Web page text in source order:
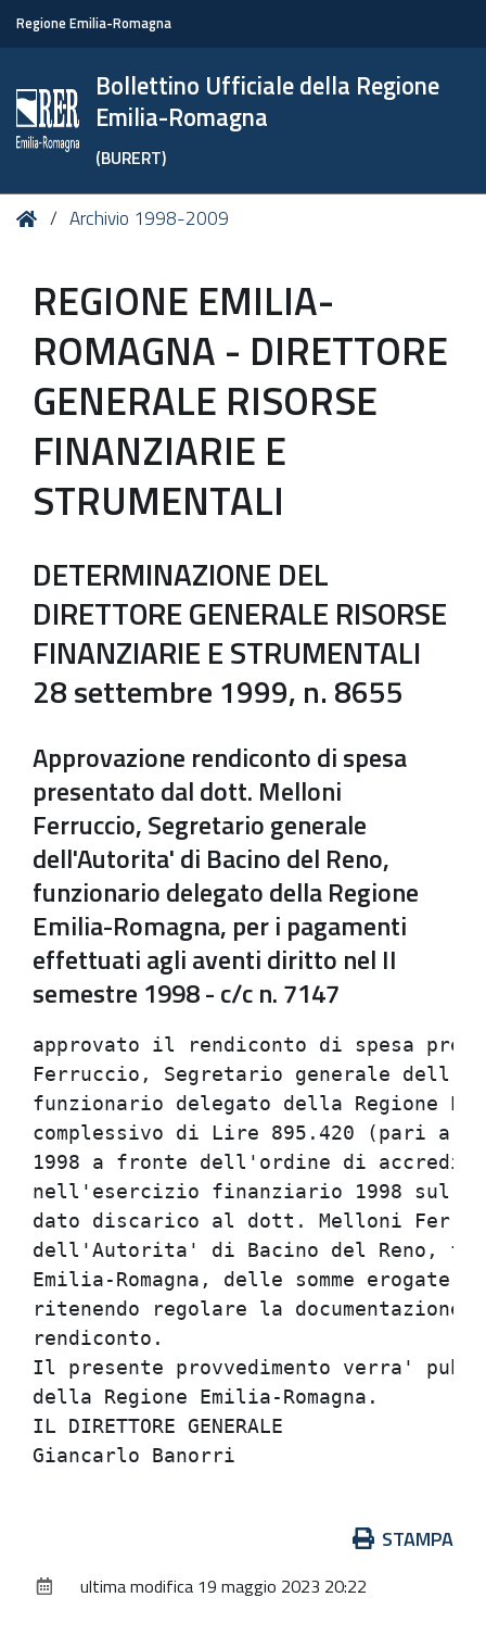
Regione Emilia-Romagna
Bollettino Ufficiale della Regione
Emilia-Romagna
(BURERT)
Tu HomeArchivio 1998-2009
REGIONE EMILIA-
ROMAGNA - DIRETTORE
GENERALE RISORSE
FINANZIARIE E
STRUMENTALI
DETERMINAZIONE DEL
DIRETTORE GENERALE RISORSE
FINANZIARIE E STRUMENTALI
28 settembre 1999, n. 8655
Approvazione rendiconto di spesa
presentato dal dott. Melloni
Ferruccio, Segretario generale
dell'Autorita' di Bacino del Reno,
funzionario delegato della Regione
Emilia-Romagna, per i pagamenti
effettuati agli aventi diritto nel II
semestre 1998 - c/c n. 7147
approvato il rendiconto di
Ferruccio, Segretario
funzionario delegato della
complessivo di Lire 895.420
1998 a fronte dell'ordine di
nell'esercizio finanziario 1998
dato discarico al dott.
dell'Autorita' di Bacino del
Emilia-Romagna, delle
ritenendo regolare la
Il presente provvedimento
della Regione
IL
documento
STAMPA
ultima modifica 19 maggio 2023 20:22